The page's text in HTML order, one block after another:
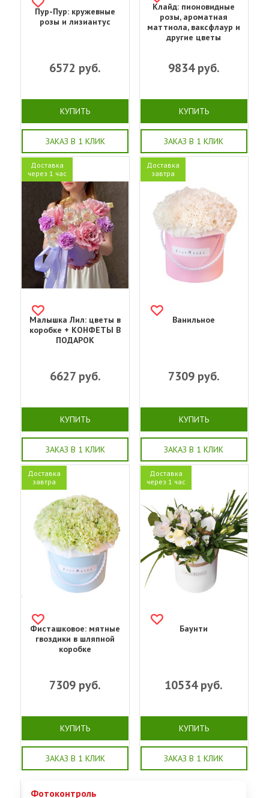
Пур-Пур: кружевные
розы и лизиантус
6572 руб.
КУПИТЬ
ЗАКАЗ В 1 КЛИК
Клайд: пионовидные
розы, ароматная
маттиола, ваксфлаур и
другие цветы
9834руб.
КУПИТЬ
ЗАКАЗ В 1 КЛИК
Доставка
через 1 час
Малышка Лил: цветы в
коробке + КОНФЕТЫ В
ПОДАРОК
6627руб.
КУПИТЬ
ЗАКАЗ В 1 КЛИК
Доставка
завтра
Ванильное
7309руб.
КУПИТЬ
ЗАКАЗ В 1 КЛИК
Доставка
завтра
Фисташковое: мятные
гвоздики в шляпной
коробке
7309 руб.
КУПИТЬ
ЗАКАЗ В 1 КЛИК
Доставка
через 1 час
Баунти
10534руб.
КУПИТЬ
ЗАКАЗ В 1 КЛИК
Фотоконтроль